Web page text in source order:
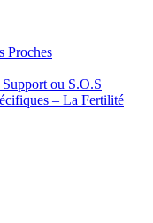
Proches
ou S.O.S
– La Fertilité